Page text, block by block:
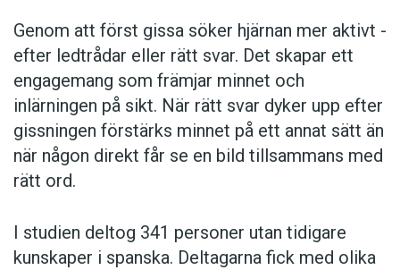
Vilket språk är detta? (Kviss #626)
KVISS
Genom att först gissa ­söker hjärnan mer aktivt ­
efter ledtrådar eller rätt svar. Det skapar ett
engagemang som främjar minnet och
inlärningen på sikt. När rätt svar dyker upp efter
gissningen förstärks minnet på ett annat sätt än
när någon direkt får se en bild tillsammans med
rätt ord.
I studien deltog 341 personer utan tidigare
kunskaper i spanska. Deltagarna fick med olika